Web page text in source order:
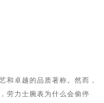
和卓越的品质著称。然而，
劳力士腕表为什么会偷停